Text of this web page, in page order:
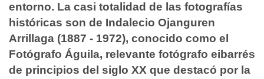
entorno. La casi totalidad de las fotografías
históricas son de Indalecio Ojanguren
Arrillaga (1887 - 1972), conocido como el
Fotógrafo Águila, relevante fotógrafo eibarrés
de principios del siglo XX que destacó por la